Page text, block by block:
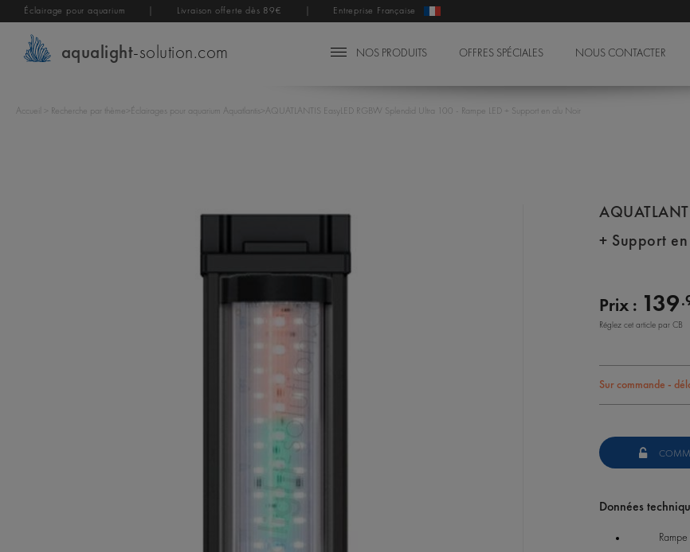
Éclairage pour aquarium Livraison offerte dès 89€ Entreprise Française
aqualight-solution.com NOS PRODUITS OFFRES SPÉCIALES NOUS CONTACTER
Accueil Recherche par thème Éclairages pour aquarium Aquatlantis AQUATLANTIS EasyLED RGBW Splendid Ultra 100 - Rampe LED + Support en alu Noir
+ Support
Prix : 139
Réglez cet article par CB
Sur commande -
Données